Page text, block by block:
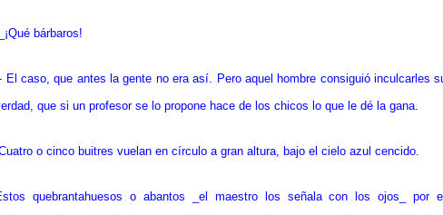
_¡Qué bárbaros!
El caso, que antes la gente no era así. Pero aquel hombre consiguió inculcarles
que si un profesor se lo propone hace de los chicos lo que le dé la gana.
o cinco buitres vuelan en círculo a gran altura, bajo el cielo azul cencido.
quebrantahuesos o abantos _el maestro los señala con los ojos_ por